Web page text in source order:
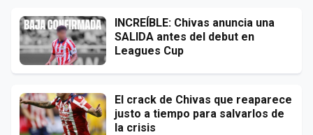
INCREÍBLE: Chivas anuncia una
SALIDA antes del debut en
Leagues Cup
El crack de Chivas que reaparece
justo a tiempo para salvarlos de
la crisis